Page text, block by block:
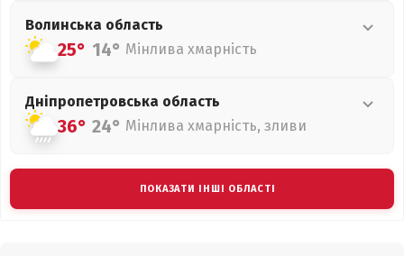
Волинська область
25° 14° Мінлива хмарність
Дніпропетровська область
36° 24° Мінлива хмарність, зливи
ПОКАЗАТИ ІНШІ ОБЛАСТІ